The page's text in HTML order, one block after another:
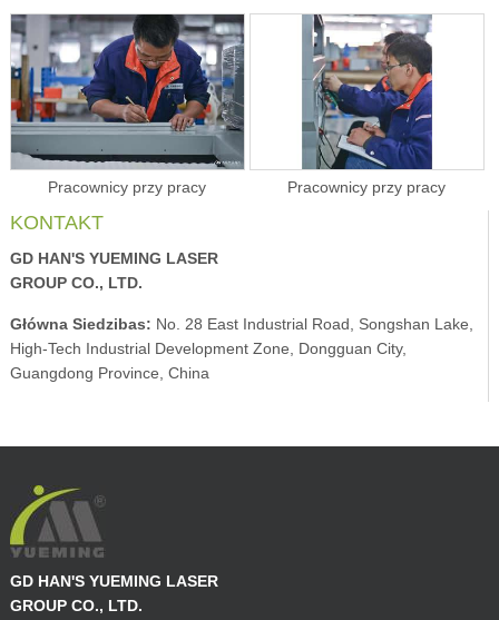
Pracownicy przy pracy Pracownicy przy pracy
KONTAKT
GD HAN'S YUEMING LASER
GROUP CO., LTD.
Główna Siedzibas: No. 28 East Industrial Road, Songshan Lake,
High-Tech Industrial Development Zone, Dongguan City,
Guangdong Province, China
GD HAN'S YUEMING LASER
GROUP CO., LTD.